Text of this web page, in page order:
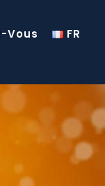
Vous FR